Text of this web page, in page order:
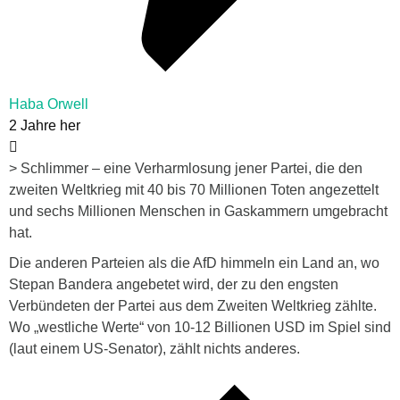
Haba Orwell
2 Jahre her
> Schlimmer – eine Verharmlosung jener Partei, die den
zweiten Weltkrieg mit 40 bis 70 Millionen Toten angezettelt
und sechs Millionen Menschen in Gaskammern umgebracht
hat.
Die anderen Parteien als die AfD himmeln ein Land an, wo
Stepan Bandera angebetet wird, der zu den engsten
Verbündeten der Partei aus dem Zweiten Weltkrieg zählte.
Wo „westliche Werte“ von 10-12 Billionen USD im Spiel sind
(laut einem US-Senator), zählt nichts anderes.